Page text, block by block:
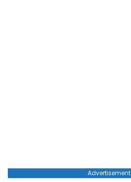
Advertisement